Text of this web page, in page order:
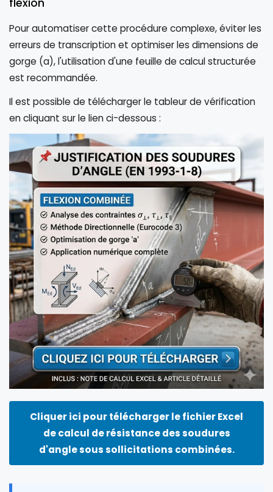
flexion
Pour automatiser cette procédure complexe, éviter les
erreurs de transcription et optimiser les dimensions de
gorge (a), l'utilisation d'une feuille de calcul structurée
est recommandée.
Il est possible de télécharger le tableur de vérification
en cliquant sur le lien ci-dessous :
Cliquer ici pour télécharger le fichier Excel
de calcul de résistance des soudures
d'angle sous sollicitations combinées.